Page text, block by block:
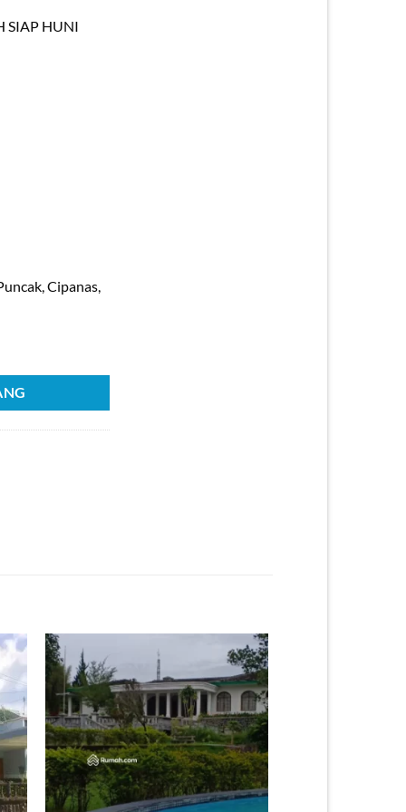
SIAP HUNI
Cipanas,